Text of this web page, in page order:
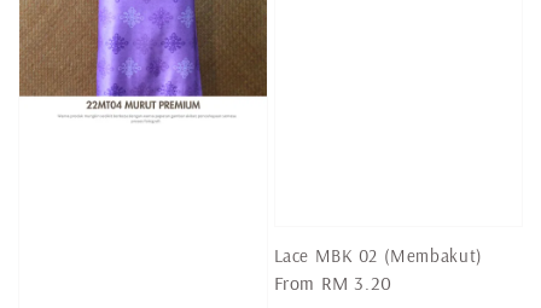
Lace MBK 02 (Membakut)
Regular
From RM 3.20